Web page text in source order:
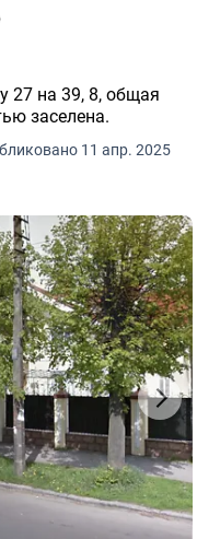
27 на 39, 8, общая
заселена.
11 апр. 2025